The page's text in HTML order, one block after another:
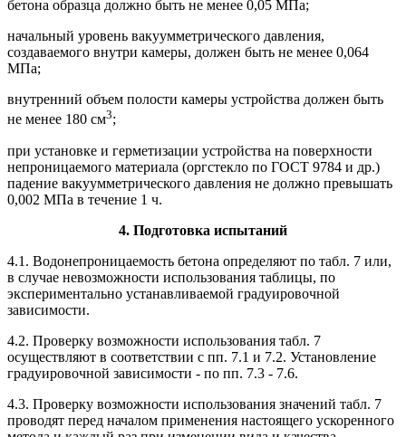
бетона образца должно быть не менее 0,05 МПа;
начальный уровень вакуумметрического давления,
создаваемого внутри камеры, должен быть не менее 0,064
МПа;
внутренний объем полости камеры устройства должен быть
не менее 180 см3;
при установке и герметизации устройства на поверхности
непроницаемого материала (оргстекло по ГОСТ 9784 и др.)
падение вакуумметрического давления не должно превышать
0,002 МПа в течение 1 ч.
4. Подготовка испытаний
4.1. Водонепроницаемость бетона определяют по табл. 7 или,
в случае невозможности использования таблицы, по
экспериментально устанавливаемой градуировочной
зависимости.
4.2. Проверку возможности использования табл. 7
осуществляют в соответствии с пп. 7.1 и 7.2. Установление
градуировочной зависимости - по пп. 7.3 - 7.6.
4.3. Проверку возможности использования значений табл. 7
проводят перед началом применения настоящего ускоренного